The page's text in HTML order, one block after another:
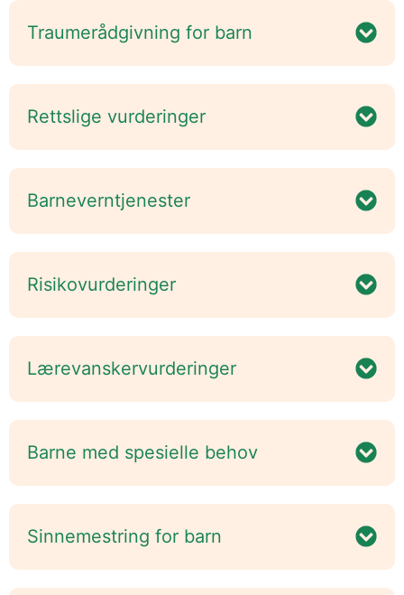
Traumerådgivning for barn
Rettslige vurderinger
Barneverntjenester
Risikovurderinger
Lærevanskervurderinger
Barne med spesielle behov
Sinnemestring for barn